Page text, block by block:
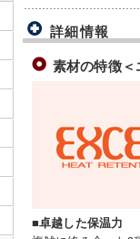
詳細情報
素材の特徴＜
■卓越した保温力